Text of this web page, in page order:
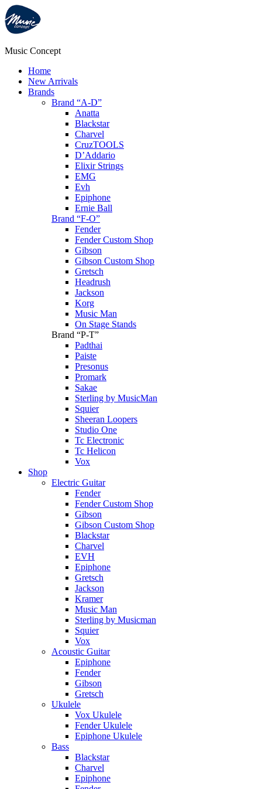
Music Concept
Home
New Arrivals
Brands
Brand “A-D”
Anatta
Blackstar
Charvel
CruzTOOLS
D’Addario
Elixir Strings
EMG
Evh
Epiphone
Ernie Ball
Brand “F-O”
Fender
Fender Custom Shop
Gibson
Gibson Custom Shop
Gretsch
Headrush
Jackson
Korg
Music Man
On Stage Stands
Brand “P-T”
Padthai
Paiste
Presonus
Promark
Sakae
Sterling by MusicMan
Squier
Sheeran Loopers
Studio One
Tc Electronic
Tc Helicon
Vox
Shop
Electric Guitar
Fender
Fender Custom Shop
Gibson
Gibson Custom Shop
Blackstar
Charvel
EVH
Epiphone
Gretsch
Jackson
Kramer
Music Man
Sterling by Musicman
Squier
Vox
Acoustic Guitar
Epiphone
Fender
Gibson
Gretsch
Ukulele
Vox Ukulele
Fender Ukulele
Epiphone Ukulele
Bass
Blackstar
Charvel
Epiphone